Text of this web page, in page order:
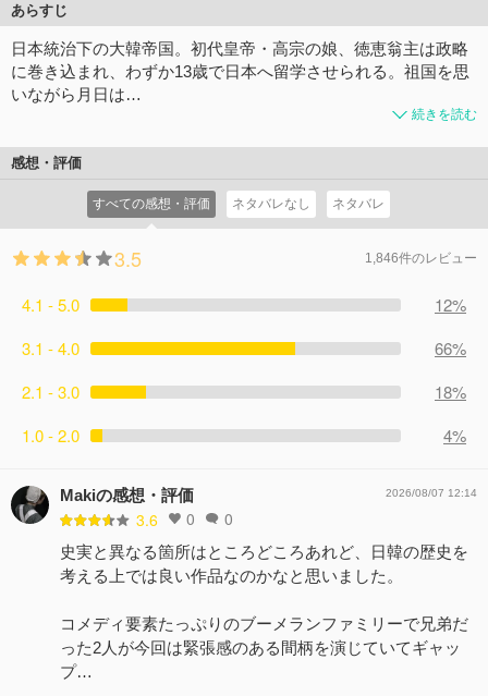
あらすじ
日本統治下の大韓帝国。初代皇帝・高宗の娘、徳恵翁主は政略
に巻き込まれ、わずか13歳で日本へ留学させられる。祖国を思
いながら月日は…
続きを読む
感想・評価
すべての感想・評価 ネタバレなし ネタバレ
3.5 1,846件のレビュー
4.1 - 5.0
12%
3.1 - 4.0
66%
2.1 - 3.0
18%
1.0 - 2.0
4%
Makiの感想・評価
3.6 0 0
2026/08/07 12:14
史実と異なる箇所はところどころあれど、日韓の歴史を
考える上では良い作品なのかなと思いました。
コメディ要素たっぷりのブーメランファミリーで兄弟だ
った2人が今回は緊張感のある間柄を演じていてギャッ
プ…